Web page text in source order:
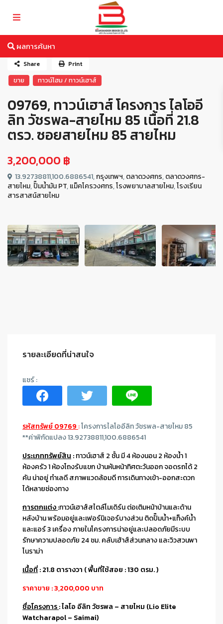
ผลการค้นหา
ขาย ทาวน์โฮม / ทาวน์เฮาส์
09769, ทาวน์เฮาส์ โครงการ ไลโออี
ลิท วัชรพล-สายไหม 85 เนื้อที่ 21.8
ตรว. ซอยสายไหม 85 สายไหม
3,200,000 ฿
13.92738811,100.6886541,กรุงเทพฯ,ตลาดวงศกร,ตลาดวงศกร-
สายไหม,ปั๊มน้ำมัน PT,แม็คโครวงศกร,โรงพยาบาลสายไหม,โรงเรียน
สารสาสน์สายไหม
Share Print
รายละเอียดที่น่าสนใจ
รหัสทรัพย์ 09769 :โครงการไลโออีลิท วัชรพล-สายไหม 85
**ค่าพิกัดแปลง 13.92738811,100.6886541
ประเภททรัพย์สิน :ทาวน์เฮาส์ 2 ชั้น มี 4 ห้องนอน 2 ห้องน้ำ 1
ห้องครัว 1 ห้องโถงรับแขก บ้านหันหน้าทิศตะวันออก จอดรถได้ 2
คัน น่าอยู่ ทำเลดี สภาพแวดล้อมดี การเดินทางเข้า-ออกสะดวก
ได้หลายช่องทาง
การตกแต่ง:ทาวน์เฮาส์สไตล์โมเดิร์น ต่อเติมหน้าบ้านและด้าน
หลังบ้าน พร้อมอยู่และเฟอร์นิเจอร์บางส่วน ติดปั๊มน้ำ+แท็งค์น้ำ
และแอร์ 3 เครื่อง ภายในโครงการน่าอยู่และปลอดภัยมีระบบ
รักษาความปลอดภัย 24 ชม. คลับเฮ้าส์ส่วนกลาง และวิวสวนพา
โนราม่า
เนื้อที่:21.8 ตารางวา ( พื้นที่ใช้สอย : 130 ตรม. )
ราคาขาย : 3,200,000 บาท
ชื่อโครงการ:ไลโอ อีลิท วัชรพล – สายไหม (Lio Elite
Watcharapol – Saimai)